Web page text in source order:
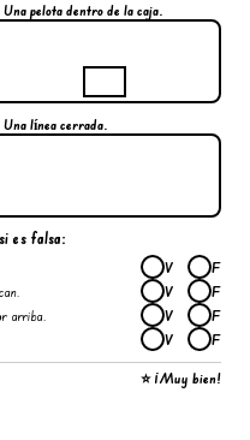
pelotadentro de la caja.
línea cerrada.
si es falsa:
V
F
V
F
arriba. V
F
V F
⭐ ¡Muy bien!